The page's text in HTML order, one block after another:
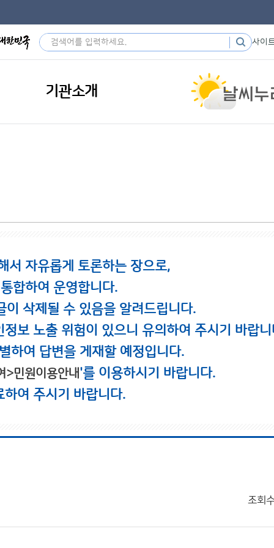
사이
기관소개
서 자유롭게 토론하는 장으로,
합하여 운영합니다.
삭제될 수 있음을 알려드립니다.
보 노출 위험이 있으니 유의하여 주시기 바랍니
하여 답변을 게재할 예정입니다.
>민원이용안내'를 이용하시기 바랍니다.
여 주시기 바랍니다.
조회